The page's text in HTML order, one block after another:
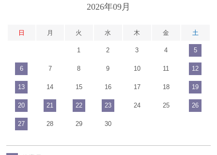
2026年09月
日 月 火 水 木 金 土
1 2 3 4 5
6 7 8 9 10 11 12
13 14 15 16 17 18 19
20 21 22 23 24 25 26
27 28 29 30